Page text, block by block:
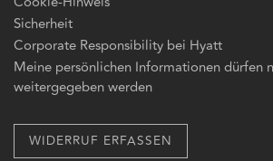
Sicherheit
Corporate Responsibility bei Hyatt
Meine persönlichen Informationen dürfen
weitergegeben werden
WIDERRUF ERFASSEN